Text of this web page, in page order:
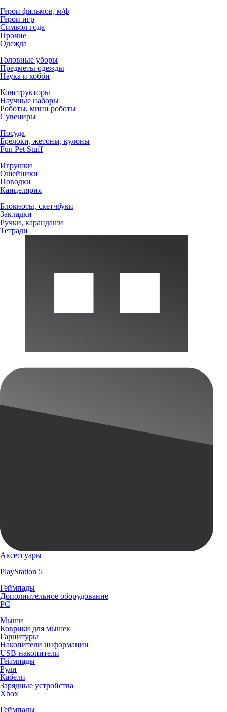
Герои фильмов, м/ф
Герои игр
Символ года
Прочие
Одежда
Головные уборы
Предметы одежды
Наука и хобби
Конструкторы
Научные наборы
Роботы, мини роботы
Сувениры
Посуда
Брелоки, жетоны, кулоны
Fun Pet Stuff
Игрушки
Ошейники
Поводки
Канцелярия
Блокноты, скетчбуки
Закладки
Ручки, карандаши
Тетради
Аксессуары
PlayStation 5
Геймпады
Дополнительное оборудование
PC
Мыши
Коврики для мышек
Гарнитуры
Накопители информации
USB-накопители
Геймпады
Рули
Кабели
Зарядные устройства
Xbox
Геймпады